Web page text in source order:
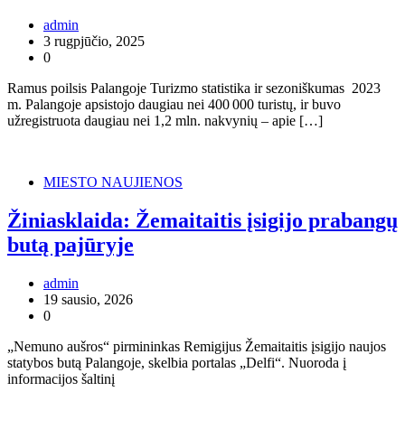
admin
3 rugpjūčio, 2025
0
Ramus poilsis Palangoje Turizmo statistika ir sezoniškumas 2023
m. Palangoje apsistojo daugiau nei 400 000 turistų, ir buvo
užregistruota daugiau nei 1,2 mln. nakvynių – apie […]
MIESTO NAUJIENOS
Žiniasklaida: Žemaitaitis įsigijo prabangų
butą pajūryje
admin
19 sausio, 2026
0
„Nemuno aušros“ pirmininkas Remigijus Žemaitaitis įsigijo naujos
statybos butą Palangoje, skelbia portalas „Delfi“. Nuoroda į
informacijos šaltinį